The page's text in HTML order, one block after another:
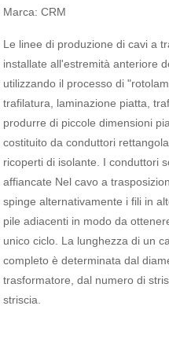
Marca: CRM
Le linee di produzione di cavi a
installate all'estremità anteriore
utilizzando il processo di
trafilatura, laminazione piatta,
produrre di piccole dimensioni
costituito da conduttori
ricoperti di isolante. I conduttori
affiancate Nel cavo a
spinge alternativamente i fili in
pile adiacenti in modo da
unico ciclo. La lunghezza di un
completo è determinata dal
trasformatore, dal numero di
striscia.